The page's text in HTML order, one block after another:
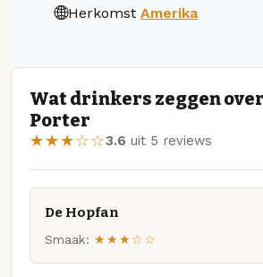
Herkomst Amerika
Wat drinkers zeggen
Porter
★★★☆☆3.6 uit 5 reviews
De Hopfan
Smaak: ★★★☆☆